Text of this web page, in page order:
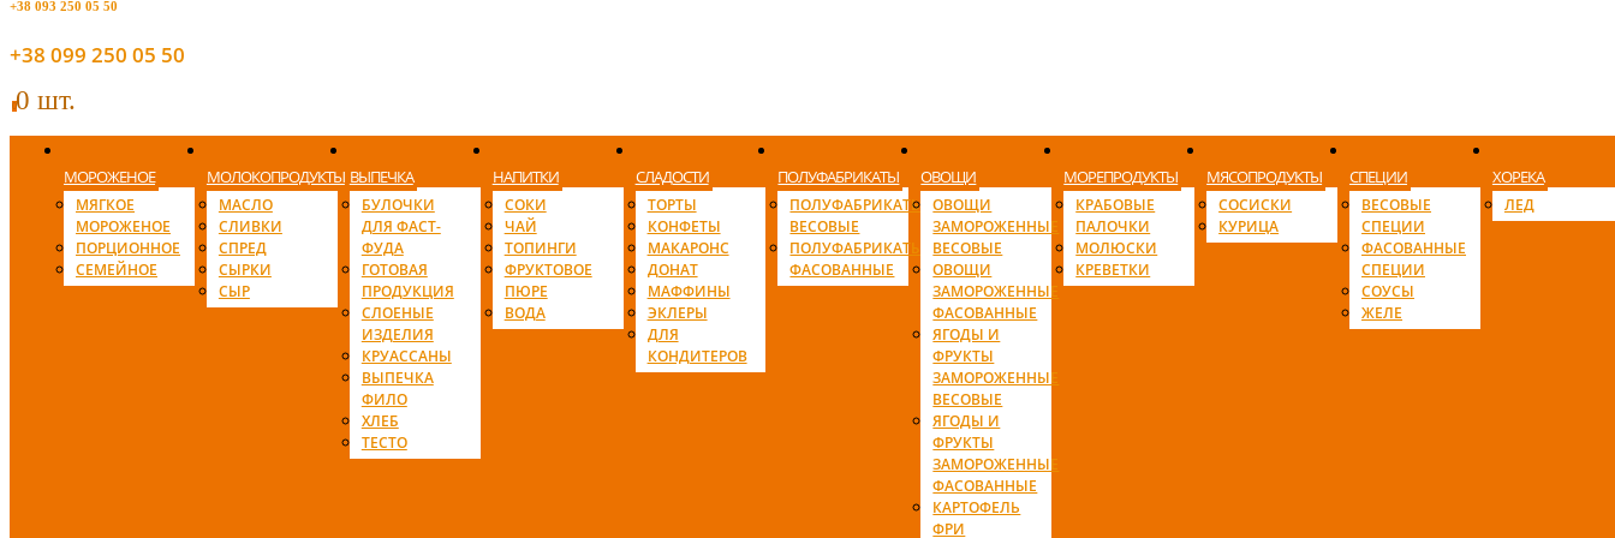
+38 093 250 05 50
+38 099 250 05 50
00 шт.
МОРОЖЕНОЕ
МЯГКОЕ
МОРОЖЕНОЕ
ПОРЦИОННОЕ
СЕМЕЙНОЕ
МОЛОКОПРОДУКТЫ
МАСЛО
СЛИВКИ
СПРЕД
СЫРКИ
СЫР
ВЫПЕЧКА
БУЛОЧКИ
ДЛЯ ФАСТ-
ФУДА
ГОТОВАЯ
ПРОДУКЦИЯ
СЛОЕНЫЕ
ИЗДЕЛИЯ
КРУАССАНЫ
ВЫПЕЧКА
ФИЛО
ХЛЕБ
ТЕСТО
НАПИТКИ
СОКИ
ЧАЙ
ТОПИНГИ
ФРУКТОВОЕ
ПЮРЕ
ВОДА
СЛАДОСТИ
ТОРТЫ
КОНФЕТЫ
МАКАРОНС
ДОНАТ
МАФФИНЫ
ЭКЛЕРЫ
ДЛЯ
КОНДИТЕРОВ
ПОЛУФАБРИКАТЫ
ПОЛУФАБРИКАТЫ
ВЕСОВЫЕ
ПОЛУФАБРИКАТЫ
ФАСОВАННЫЕ
ОВОЩИ
ОВОЩИ
ЗАМОРОЖЕННЫЕ
ВЕСОВЫЕ
ОВОЩИ
ЗАМОРОЖЕННЫЕ
ФАСОВАННЫЕ
ЯГОДЫ И
ФРУКТЫ
ЗАМОРОЖЕННЫЕ
ВЕСОВЫЕ
ЯГОДЫ И
ФРУКТЫ
ЗАМОРОЖЕННЫЕ
ФАСОВАННЫЕ
КАРТОФЕЛЬ
ФРИ
МОРЕПРОДУКТЫ
КРАБОВЫЕ
ПАЛОЧКИ
МОЛЮСКИ
КРЕВЕТКИ
МЯСОПРОДУКТЫ
СОСИСКИ
КУРИЦА
СПЕЦИИ
ВЕСОВЫЕ
СПЕЦИИ
ФАСОВАННЫЕ
СПЕЦИИ
СОУСЫ
ЖЕЛЕ
ХОРЕКА
ЛЕД